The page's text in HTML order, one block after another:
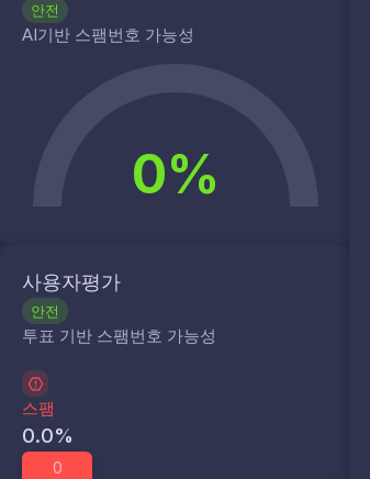
안전
AI기반 스팸번호 가능성
0%
사용자평가
안전
투표 기반 스팸번호 가능성
스팸
0.0%
0